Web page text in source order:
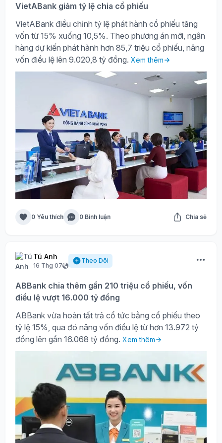
VietABank giảm tỷ lệ chia cổ phiếu
VietABank điều chỉnh tỷ lệ phát hành cổ phiếu tăng
vốn từ 15% xuống 10,5%. Theo phương án mới, ngân
hàng dự kiến phát hành hơn 85,7 triệu cổ phiếu, nâng
vốn điều lệ lên 9.020,8 tỷ đồng. Xem thêm
0 Yêu thích 0 Bình luận Chia sẻ
Tú Anh
16 Thg 07
Theo Dõi
ABBank chia thêm gần 210 triệu cổ phiếu, vốn
điều lệ vượt 16.000 tỷ đồng
ABBank vừa hoàn tất trả cổ tức bằng cổ phiếu theo
tỷ lệ 15%, qua đó nâng vốn điều lệ từ hơn 13.972 tỷ
đồng lên gần 16.068 tỷ đồng. Xem thêm